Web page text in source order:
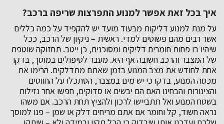
איך בכל זאת אפשר למנוע התפרצות שריפה ברכב?
על מנת למנוע דליקות מבעוד מועד יש להקפיד על כמה כללים
אשר רבים מהם פשוטים למדי. ראשית – ניקיון של הרכב, ככל
שיהיו בו פחות חומרים דליקים ומסוכנים, כן ייטב. תחזוקה שוטפת
של המצבר והרכב חשובה אף היא. מעבר לטיפולים במוסך, בדקו
אחת לחודש את מצב המנוע בזמן שאתם מתדלקים. הרימו את
מכסה המנוע, בדקו כי יש מים במצבר, הסתכלו על החווטים
והצינורות והבחינו האם הם יבשים או סדוקים, חפשו אחר נזילות
בשטח המנוע ואל תתביישו לרכון ולהציץ תחת הרכב. אם משהו
נראה חשוד, קל וחומר אם אתם מריחים דלק או שמן – פנו למוסך